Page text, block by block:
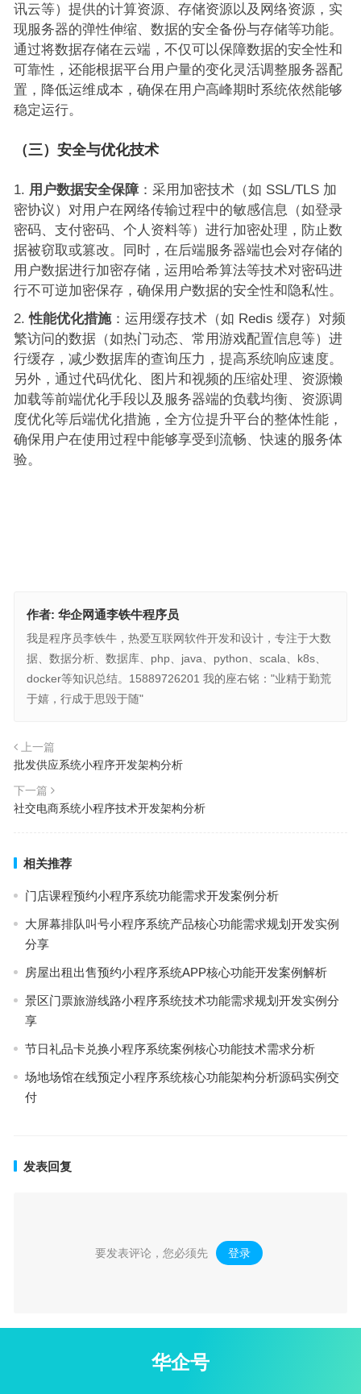
讯云等）提供的计算资源、存储资源以及网络资源，实
现服务器的弹性伸缩、数据的安全备份与存储等功能。
通过将数据存储在云端，不仅可以保障数据的安全性和
可靠性，还能根据平台用户量的变化灵活调整服务器配
置，降低运维成本，确保在用户高峰期时系统依然能够
稳定运行。
（三）安全与优化技术
用户数据安全保障：采用加密技术（如 SSL/TLS 加
密协议）对用户在网络传输过程中的敏感信息（如登录
密码、支付密码、个人资料等）进行加密处理，防止数
据被窃取或篡改。同时，在后端服务器端也会对存储的
用户数据进行加密存储，运用哈希算法等技术对密码进
行不可逆加密保存，确保用户数据的安全性和隐私性。
性能优化措施：运用缓存技术（如 Redis 缓存）对频
繁访问的数据（如热门动态、常用游戏配置信息等）进
行缓存，减少数据库的查询压力，提高系统响应速度。
另外，通过代码优化、图片和视频的压缩处理、资源懒
加载等前端优化手段以及服务器端的负载均衡、资源调
度优化等后端优化措施，全方位提升平台的整体性能，
确保用户在使用过程中能够享受到流畅、快速的服务体
验。
作者: 华企网通李铁牛程序员
我是程序员李铁牛，热爱互联网软件开发和设计，专注于大数
据、数据分析、数据库、php、java、python、scala、k8s、
docker等知识总结。15889726201 我的座右铭："业精于勤荒
于嬉，行成于思毁于随"
上一篇
批发供应系统小程序开发架构分析
下一篇
社交电商系统小程序技术开发架构分析
相关推荐
门店课程预约小程序系统功能需求开发案例分析
大屏幕排队叫号小程序系统产品核心功能需求规划开发实例
分享
房屋出租出售预约小程序系统APP核心功能开发案例解析
景区门票旅游线路小程序系统技术功能需求规划开发实例分
享
节日礼品卡兑换小程序系统案例核心功能技术需求分析
场地场馆在线预定小程序系统核心功能架构分析源码实例交
付
发表回复
要发表评论，您必须先 登录 。
华企号